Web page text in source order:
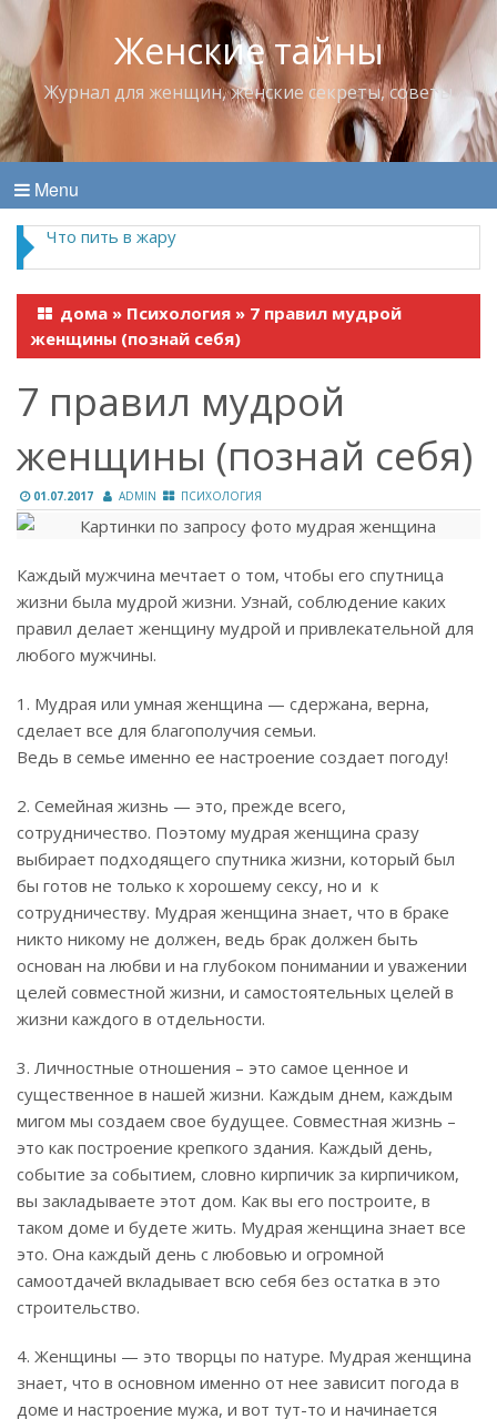
Женские тайны
Журнал для женщин, женские секреты, советы
Menu
Что пить в жару
дома » Психология » 7 правил мудрой
женщины (познай себя)
7 правил мудрой
женщины (познай себя)
01.07.2017 ADMIN ПСИХОЛОГИЯ
Каждый мужчина мечтает о том, чтобы его спутница
жизни была мудрой жизни. Узнай, соблюдение каких
правил делает женщину мудрой и привлекательной для
любого мужчины.
1. Мудрая или умная женщина — сдержана, верна,
сделает все для благополучия семьи.
Ведь в семье именно ее настроение создает погоду!
2. Семейная жизнь — это, прежде всего,
сотрудничество. Поэтому мудрая женщина сразу
выбирает подходящего спутника жизни, который был
бы готов не только к хорошему сексу, но и к
сотрудничеству. Мудрая женщина знает, что в браке
никто никому не должен, ведь брак должен быть
основан на любви и на глубоком понимании и уважении
целей совместной жизни, и самостоятельных целей в
жизни каждого в отдельности.
3. Личностные отношения – это самое ценное и
существенное в нашей жизни. Каждым днем, каждым
мигом мы создаем свое будущее. Совместная жизнь –
это как построение крепкого здания. Каждый день,
событие за событием, словно кирпичик за кирпичиком,
вы закладываете этот дом. Как вы его построите, в
таком доме и будете жить. Мудрая женщина знает все
это. Она каждый день с любовью и огромной
самоотдачей вкладывает всю себя без остатка в это
строительство.
4. Женщины — это творцы по натуре. Мудрая женщина
знает, что в основном именно от нее зависит погода в
доме и настроение мужа, и вот тут-то и начинается